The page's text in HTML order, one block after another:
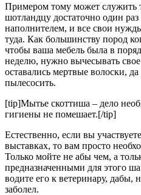
Примером тому может служить
шотландцу достаточно один раз
наполнителем, и все свои
туда. Как большинству пород
чтобы ваша мебель была в
неделю, нужно вычесывать
оставались мертвые волоски,
пылесосить.
[tip]Мытье скоттиша – дело
гигиены не помешает.[/tip]
Естественно, если вы
выставках, то вам просто
Только мойте не абы чем, а
предназначенными для этого
водите его к ветеринару, дабы,
заболел.